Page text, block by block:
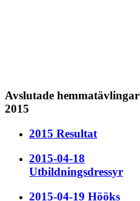
Avslutade hemmatävlingar
2015
2015 Resultat
2015-04-18
Utbildningsdressyr
2015-04-19 Hööks